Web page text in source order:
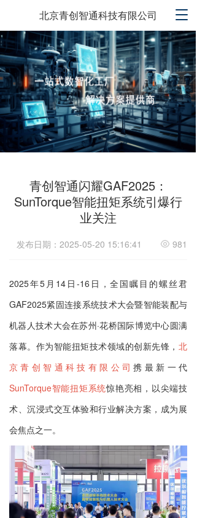
T
g
g
l
e
n
a
v
i
g
a
n
北京青创智通科技有限公司
青创智通闪耀GAF2025：
SunTorque智能扭矩系统引爆行
业关注
发布日期：2025-05-20 15:16:41 981
2025年5月14日-16日，全国瞩目的螺丝君
GAF2025紧固连接系统技术大会暨智能装配与
机器人技术大会在苏州·花桥国际博览中心圆满
落幕。作为智能扭矩技术领域的创新先锋， 北
京青创智通科技有限公司携最新一代
SunTorque智能扭矩系统惊艳亮相，以尖端技
术、沉浸式交互体验和行业解决方案，成为展
会焦点之一。